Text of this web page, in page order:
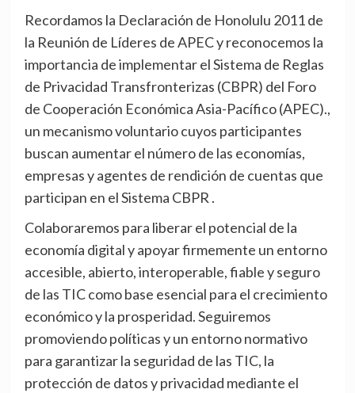
Recordamos la Declaración de Honolulu 2011 de
la Reunión de Líderes de APEC y reconocemos la
importancia de implementar el Sistema de Reglas
de Privacidad Transfronterizas (CBPR) del Foro
de Cooperación Económica Asia-Pacífico (APEC).,
un mecanismo voluntario cuyos participantes
buscan aumentar el número de las economías,
empresas y agentes de rendición de cuentas que
participan en el Sistema CBPR .
Colaboraremos para liberar el potencial de la
economía digital y apoyar firmemente un entorno
accesible, abierto, interoperable, fiable y seguro
de las TIC como base esencial para el crecimiento
económico y la prosperidad. Seguiremos
promoviendo políticas y un entorno normativo
para garantizar la seguridad de las TIC, la
protección de datos y privacidad mediante el